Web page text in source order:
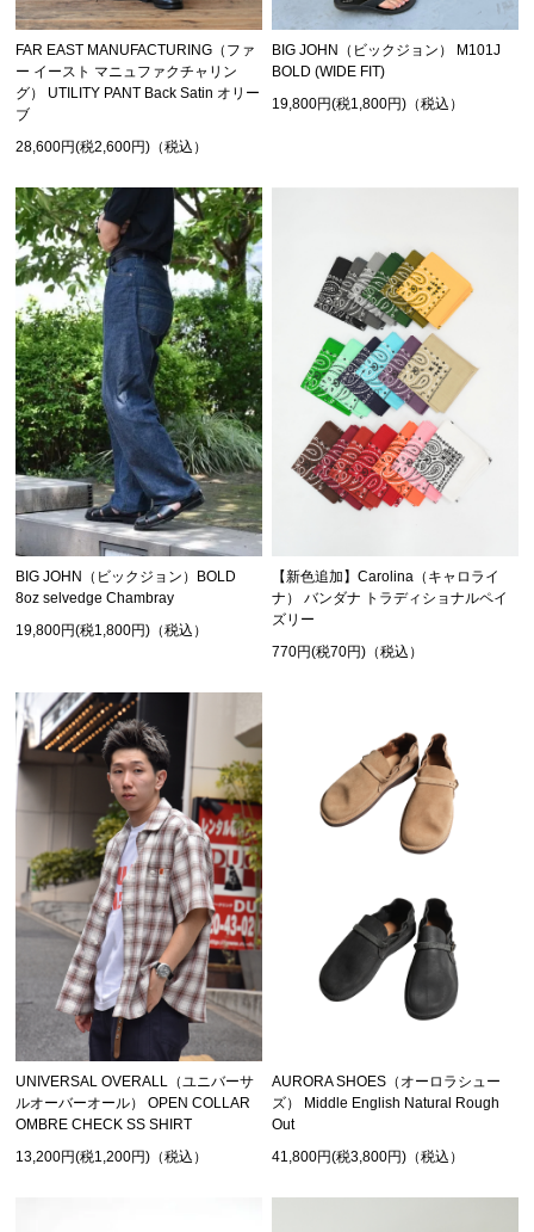
FAR EAST MANUFACTURING（ファ
ー イースト マニュファクチャリン
グ） UTILITY PANT Back Satin オリー
ブ
28,600円(税2,600円)（税込）
BIG JOHN（ビックジョン） M101J
BOLD (WIDE FIT)
19,800円(税1,800円)（税込）
BIG JOHN（ビックジョン）BOLD
8oz selvedge Chambray
19,800円(税1,800円)（税込）
【新色追加】Carolina（キャロライ
ナ） バンダナ トラディショナルペイ
ズリー
770円(税70円)（税込）
UNIVERSAL OVERALL（ユニバーサ
ルオーバーオール） OPEN COLLAR
OMBRE CHECK SS SHIRT
13,200円(税1,200円)（税込）
AURORA SHOES（オーロラシュー
ズ） Middle English Natural Rough
Out
41,800円(税3,800円)（税込）